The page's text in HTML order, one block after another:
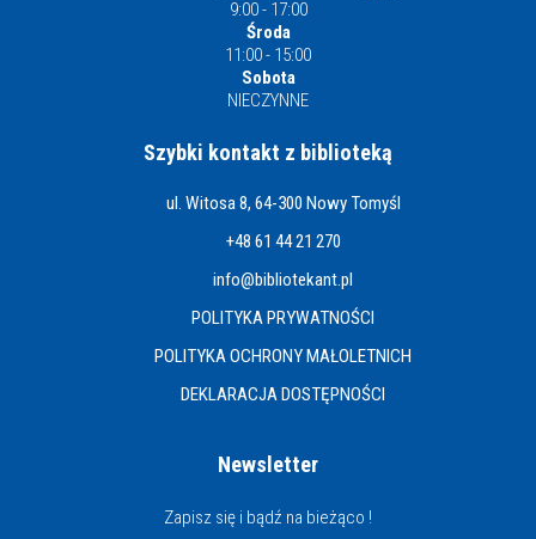
9:00 - 17:00
Środa
11:00 - 15:00
Sobota
NIECZYNNE
Szybki kontakt z biblioteką
ul. Witosa 8, 64-300 Nowy Tomyśl
+48 61 44 21 270
info@bibliotekant.pl
POLITYKA PRYWATNOŚCI
POLITYKA OCHRONY MAŁOLETNICH
DEKLARACJA DOSTĘPNOŚCI
Newsletter
Zapisz się i bądź na bieżąco !